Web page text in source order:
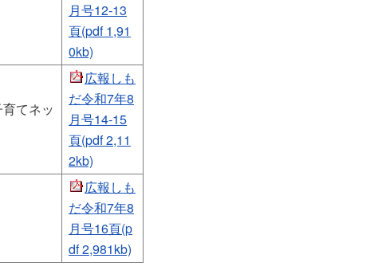
月号12-13
頁(pdf 1,91
0kb)
てネッ
広報しも
だ令和7年8
月号14-15
頁(pdf 2,11
2kb)
広報しも
だ令和7年8
月号16頁(p
df 2,981kb)